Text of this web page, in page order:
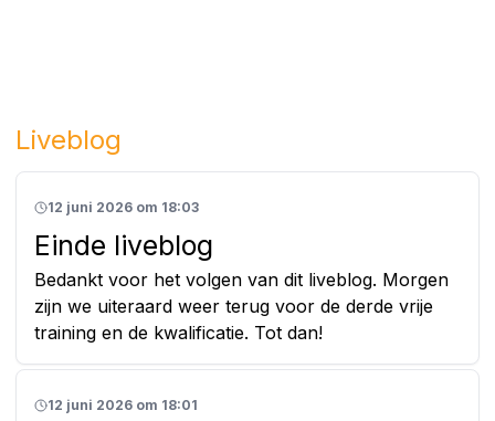
Liveblog
12 juni 2026 om 18:03
Einde liveblog
Bedankt voor het volgen van dit liveblog. Morgen
zijn we uiteraard weer terug voor de derde vrije
training en de kwalificatie. Tot dan!
12 juni 2026 om 18:01